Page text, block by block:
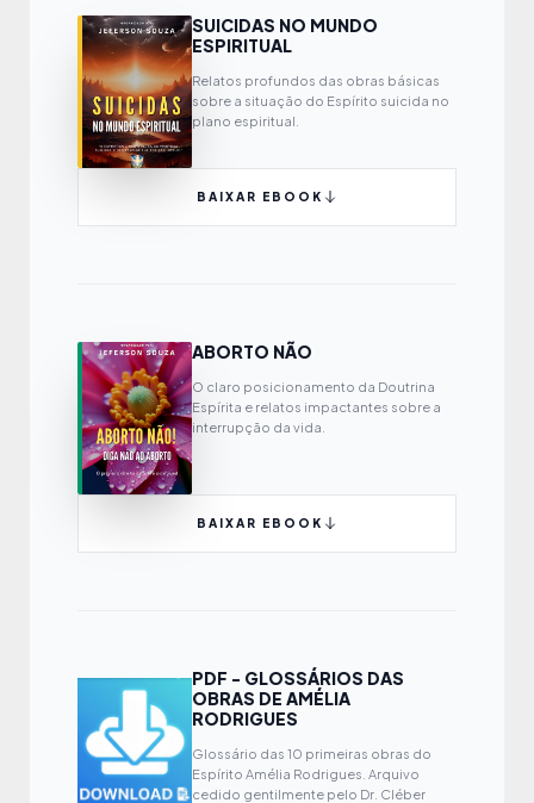
SUICIDAS NO MUNDO
ESPIRITUAL
Relatos profundos das obras básicas
sobre a situação do Espírito suicida no
plano espiritual.
BAIXAR EBOOK
ABORTO NÃO
O claro posicionamento da Doutrina
Espírita e relatos impactantes sobre a
interrupção da vida.
BAIXAR EBOOK
PDF - GLOSSÁRIOS DAS
OBRAS DE AMÉLIA
RODRIGUES
Glossário das 10 primeiras obras do
Espírito Amélia Rodrigues. Arquivo
cedido gentilmente pelo Dr. Cléber